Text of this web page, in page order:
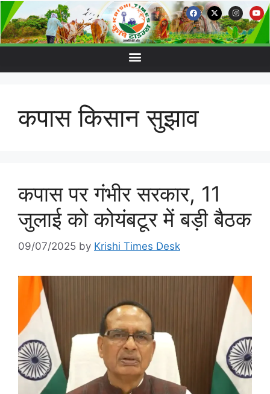
कपास किसान सुझाव
कपास पर गंभीर सरकार, 11
जुलाई को कोयंबटूर में बड़ी बैठक
09/07/2025 by Krishi Times Desk